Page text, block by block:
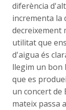
diferència
incrementa la
decreixement
utilitat que
d'aigua és
llegim un bon
que es
un concert de
mateix passa